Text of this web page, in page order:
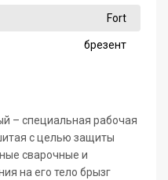
Fort
брезент
– специальная рабочая
с целью защиты
сварочные и
на его тело брызг